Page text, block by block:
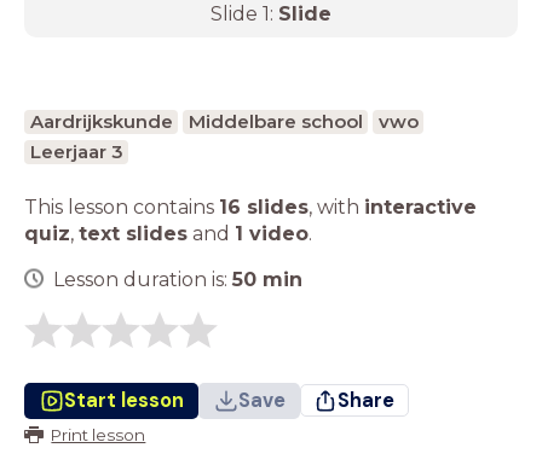
Slide 1: Slide
Aardrijkskunde Middelbare school
vwo
Leerjaar 3
This lesson contains 16 slides, with interactive
quiz, text slides and 1 video.
Lesson duration is: 50 min
Start lesson Save Share
Print lesson